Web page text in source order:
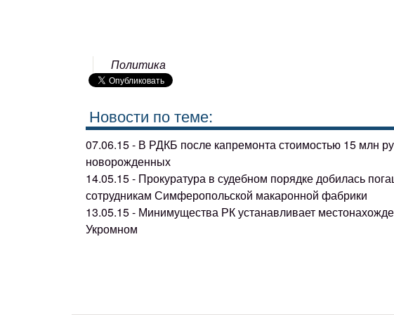
Политика
Новости по теме:
07.06.15 - В РДКБ после капремонта стоимостью 15 млн
новорожденных
14.05.15 - Прокуратура в судебном порядке добилась
сотрудникам Симферопольской макаронной фабрики
13.05.15 - Минимущества РК устанавливает
Укромном